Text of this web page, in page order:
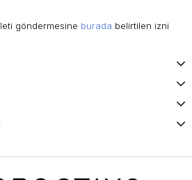
göndermesine burada belirtilen izni